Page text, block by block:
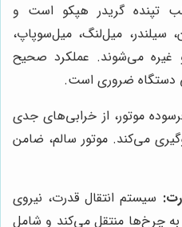
تپنده گریدر هپکو است و
میل‌لنگ، میل‌سوپاپ،
غیره می‌شوند. عملکرد صحیح
دستگاه ضروری است.
موتور، از خرابی‌های جدی
می‌کند. موتور سالم، ضامن
سیستم انتقال قدرت، نیروی
به چرخ‌ها منتقل می‌کند و شامل